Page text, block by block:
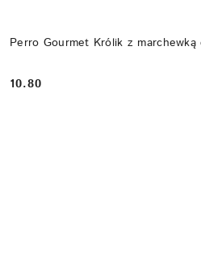
Perro Gourmet Królik z
Cena:
10.80